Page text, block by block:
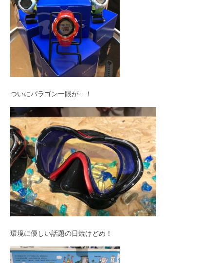
ついにパラゴン一眼が…！
環境に優しい話題の日焼けどめ！